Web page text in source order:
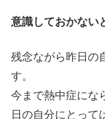
意識しておかない
残念ながら昨日の
す。
今まで熱中症にな
日の自分にとって